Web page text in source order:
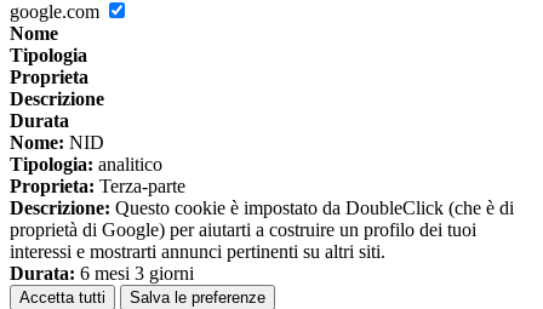
google.com
Nome
Tipologia
Proprieta
Descrizione
Durata
Nome: NID
Tipologia: analitico
Proprieta: Terza-parte
Descrizione: Questo cookie è impostato da DoubleClick (che è di
proprietà di Google) per aiutarti a costruire un profilo dei tuoi
interessi e mostrarti annunci pertinenti su altri siti.
Durata: 6 mesi 3 giorni
Accetta tutti Salva le preferenze